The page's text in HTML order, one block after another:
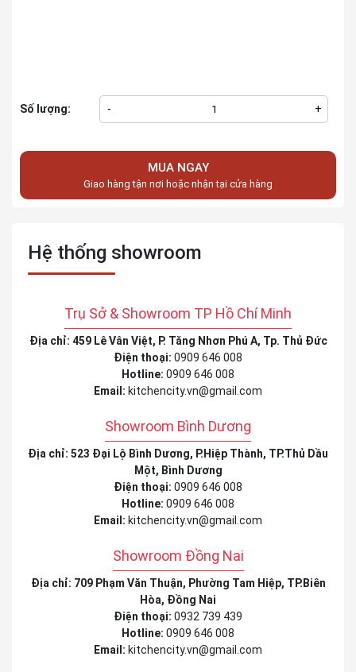
Số lượng: - +
MUA NGAY
Giao hàng tận nơi hoặc nhận tại cửa hàng
Hệ thống showroom
Trụ Sở & Showroom TP Hồ Chí Minh
Địa chỉ: 459 Lê Vân Việt, P. Tăng Nhơn Phú A, Tp. Thủ Đức
Điện thoại: 0909 646 008
Hotline: 0909 646 008
Email: kitchencity.vn@gmail.com
Showroom Bình Dương
Địa chỉ: 523 Đại Lộ Bình Dương, P.Hiệp Thành, TP.Thủ Dầu
Một, Bình Dương
Điện thoại: 0909 646 008
Hotline: 0909 646 008
Email: kitchencity.vn@gmail.com
Showroom Đồng Nai
Địa chỉ: 709 Phạm Văn Thuận, Phường Tam Hiệp, TP.Biên
Hòa, Đồng Nai
Điện thoại: 0932 739 439
Hotline: 0909 646 008
Email: kitchencity.vn@gmail.com